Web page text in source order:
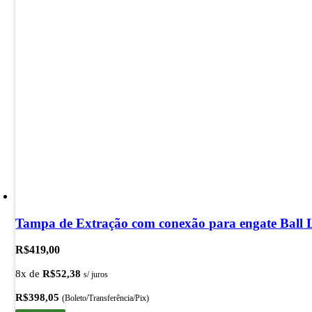
Tampa de Extração com conexão para engate Ball
R$419,00
8x de R$52,38 s/ juros
R$398,05 (Boleto/Transferência/Pix)